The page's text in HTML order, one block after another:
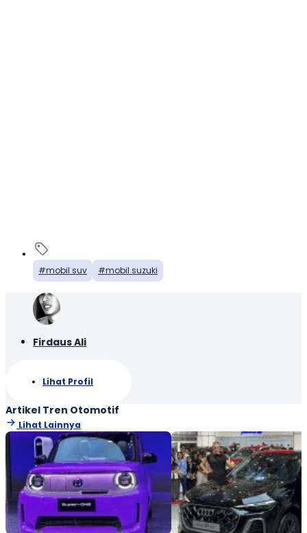
mobil suv mobil suzuki
Firdaus Ali
Lihat Profil
Artikel Tren Otomotif
Lihat Lainnya